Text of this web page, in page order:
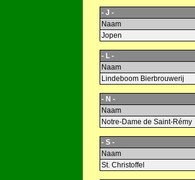
- J -
Naam
Jopen
- L -
Naam
Lindeboom Bierbrouwerij
- N -
Naam
Notre-Dame de Saint-Rémy
- S -
Naam
St. Christoffel